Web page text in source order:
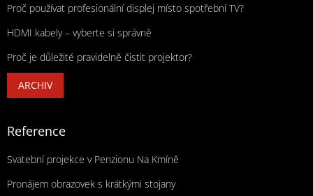
Proč používat profesionální displej místo spotřební TV?
HDMI kabely – vyberte si správně
Proč je důležité pravidelně čistit projektor?
ARCHIV
Reference
Svatební projekce v Penzionu Na Kmíně
Pronájem obrazovek s krátkými stojany